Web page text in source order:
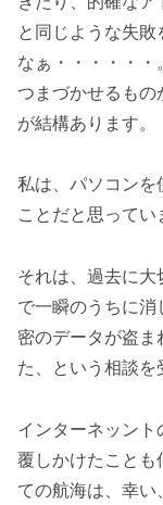
と同じような失
なぁ・・・・・
つまづかせるもの
が結構あります。
私は、パソコンを
ことだと思ってい
それは、過去に大
で一瞬のうちに
密のデータが盗ま
た、という相談を
インターネッン
覆しかけたことも
ての航海は、幸い